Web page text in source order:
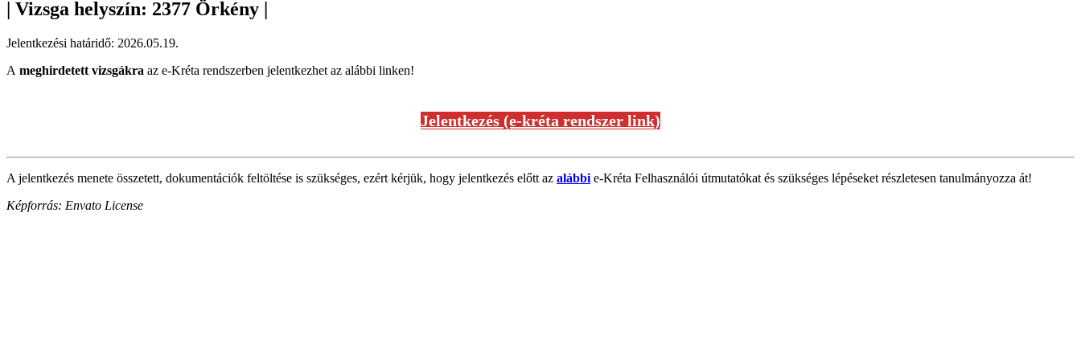
| Vizsga helyszín: 2377 Örkény |
Jelentkezési határidő: 2026.05.19.
A meghirdetett vizsgákra az e-Kréta rendszerben jelentkezhet az alábbi linken!
Jelentkezés (e-kréta rendszer link)
A jelentkezés menete összetett, dokumentációk feltöltése is szükséges, ezért kérjük, hogy jelentkezés előtt az alábbi e-Kréta Felhasználói útmutatókat és szükséges lépéseket részletesen tanulmányozza át!
Képforrás: Envato License